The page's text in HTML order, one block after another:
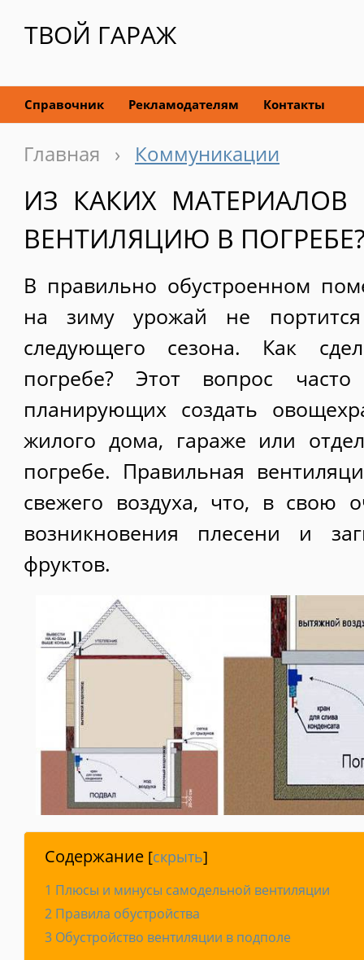
ТВОЙ ГАРАЖ
Справочник Рекламодателям Контакты
Главная › Коммуникации
ИЗ КАКИХ МАТЕРИАЛОВ
ВЕНТИЛЯЦИЮ В
В правильно обустроенном
на зиму урожай не
следующего сезона. Как
погребе? Этот вопрос
планирующих создать
жилого дома, гараже или
погребе. Правильная
свежего воздуха, что, в свою
возникновения плесени и
фруктов.
Содержание [скрыть]
1 Плюсы и минусы самодельной вентиляции
2 Правила обустройства
3 Обустройство вентиляции в подполе